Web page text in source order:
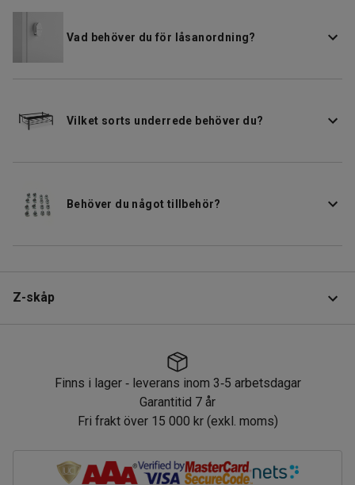
6 Vad behöver du för låsanordning?
Vilket sorts underrede behöver du?
Behöver du något tillbehör?
Z-skåp
Produktinformation
Klädskåp som är uppdelat i två skåp med två fack vardera
för smidig klädförvaring. Detta Z-skåp passar in i lokaler
med begränsat utrymme som exempelvis gym,
Finns i lager ‑leverans inom 3‑5 arbetsdagar
Finns i lager‑leverans inom 3‑5 arbetsdagar
Garantitid 7 år
Fri frakt över 15 000 kr (exkl. moms)